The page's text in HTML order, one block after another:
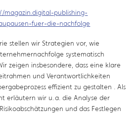
magazin.digital-publishing-
fuer-die-nachfolge
stellen wir Strategien vor, wie
systematisch
zeigen insbesondere, dass eine klare
und Verantwortlichkeiten
effizient zu gestalten . Als
erläutern wir u. a. die Analyse der
und das Festlegen